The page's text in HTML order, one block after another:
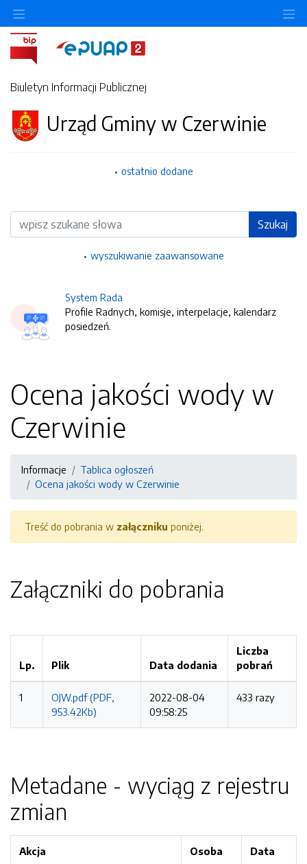
Biuletyn Informacji Publicznej
Urząd Gminy w Czerwinie
ostatnio dodane
Wyszukiwarka Szukaj
wyszukiwanie zaawansowane
System Rada
Profile Radnych, komisje, interpelacje, kalendarz
posiedzeń.
Ocena jakości wody w
Czerwinie
Informacje
Tablica ogłoszeń
Ocena jakości wody w Czerwinie
Treść do pobrania w załączniku poniżej.
Załączniki do pobrania
Lp. Plik Data dodania
Liczba
pobrań
1
OJW.pdf (PDF,
953.42Kb)
2022-08-04
09:58:25
433 razy
Metadane - wyciąg z rejestru
zmian
Akcja Osoba Data